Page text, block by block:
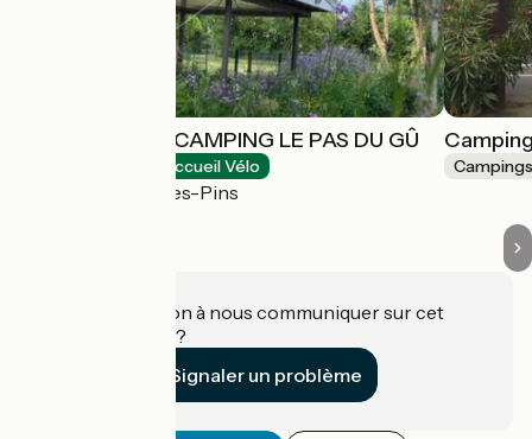
LA PÊCHERIE - CAMPING LE PAS DU GÛ
Accueil Vélo
Saint-Brevin-les-Pins
Une information à nous communiquer sur cet
établissement ?
Signaler un problème